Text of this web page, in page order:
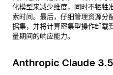
化模型来减少维度，同时不牺牲
索时间。最后，仔细管理资源分
据集，并将计算密集型操作卸载
量期间的响应能力。
Anthropic Claude